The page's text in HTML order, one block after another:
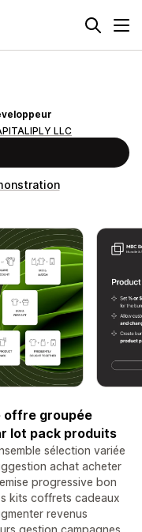
LLC
offre groupée
lot pack produits
sélection variée
achat acheter
progressive bon
kits coffrets cadeaux
revenus